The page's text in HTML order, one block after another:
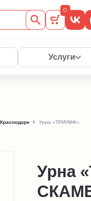
0
Услуги
Урна «ТРИУМФ»
Урна